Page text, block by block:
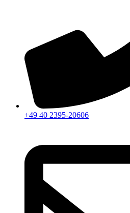
+49 40 2395-20606